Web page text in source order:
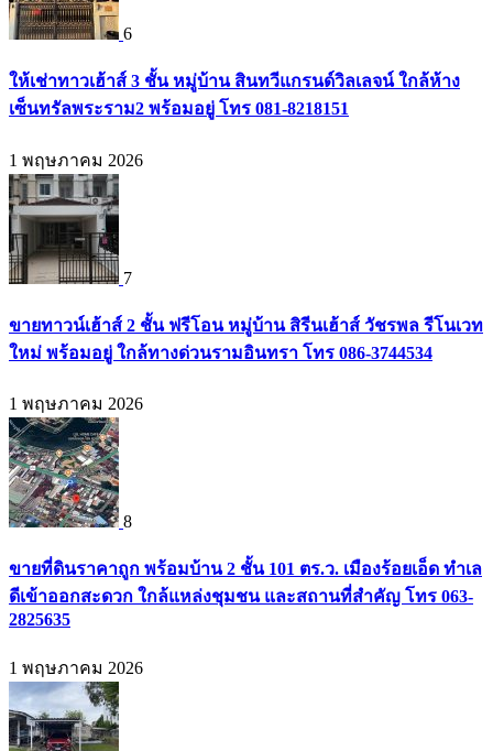
6
ให้เช่าทาวเฮ้าส์ 3 ชั้น หมู่บ้าน สินทวีแกรนด์วิลเลจน์ ใกล้ห้าง
เซ็นทรัลพระราม2 พร้อมอยู่ โทร 081-8218151
1 พฤษภาคม 2026
7
ขายทาวน์เฮ้าส์ 2 ชั้น ฟรีโอน หมู่บ้าน สิรีนเฮ้าส์ วัชรพล รีโนเวท
ใหม่ พร้อมอยู่ ใกล้ทางด่วนรามอินทรา โทร 086-3744534
1 พฤษภาคม 2026
8
ขายที่ดินราคาถูก พร้อมบ้าน 2 ชั้น 101 ตร.ว. เมืองร้อยเอ็ด ทำเล
ดีเข้าออกสะดวก ใกล้แหล่งชุมชน และสถานที่สำคัญ โทร 063-
2825635
1 พฤษภาคม 2026